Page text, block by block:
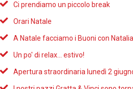
Ci prendiamo un piccolo break
Orari Natale
A Natale facciamo i Buoni con
Un po' di relax... estivo!
Apertura straordinaria lunedì 2